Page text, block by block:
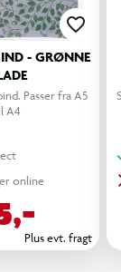
- GRØNNE
Passer fra A5
A4
online
Plus evt. fragt